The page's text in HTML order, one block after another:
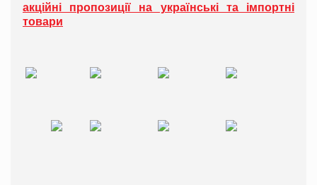
акційні пропозиції на українські та імпортні
товари